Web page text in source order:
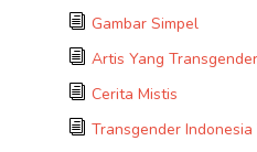
Gambar Simpel
Artis Yang Transgender
Cerita Mistis
Transgender